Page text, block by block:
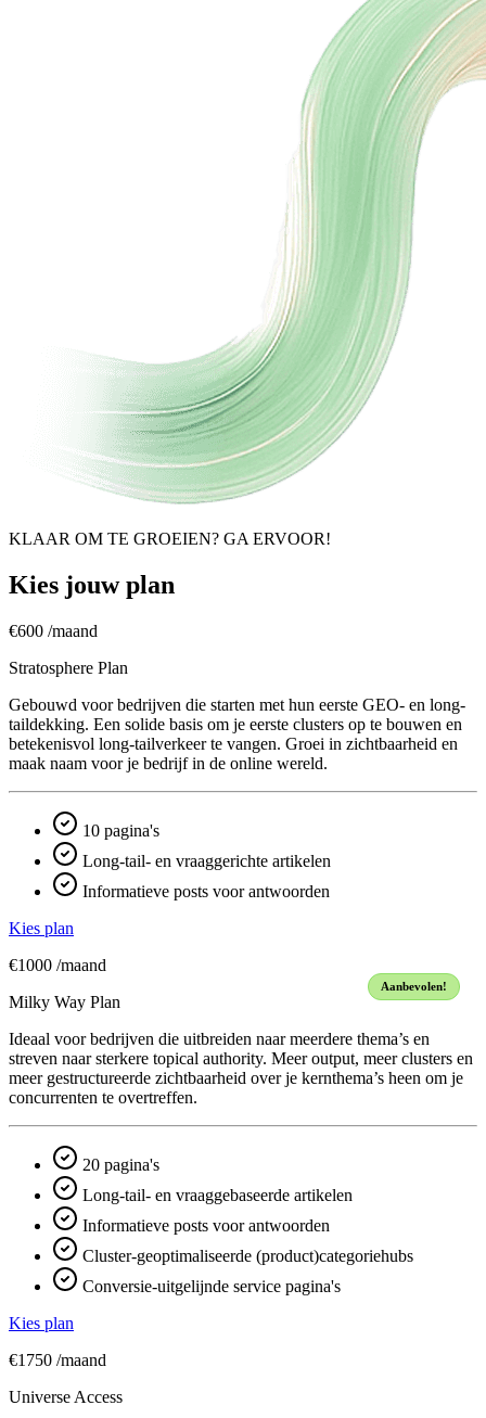
KLAAR OM TE GROEIEN? GA ERVOOR!
Kies jouw plan
€600 /maand
Stratosphere Plan
Gebouwd voor bedrijven die starten met hun eerste GEO- en long-
taildekking. Een solide basis om je eerste clusters op te bouwen en
betekenisvol long-tailverkeer te vangen. Groei in zichtbaarheid en
maak naam voor je bedrijf in de online wereld.
10 pagina's
Long-tail- en vraaggerichte artikelen
Informatieve posts voor antwoorden
Kies plan
Aanbevolen!
€1000 /maand
Milky Way Plan
Ideaal voor bedrijven die uitbreiden naar meerdere thema’s en
streven naar sterkere topical authority. Meer output, meer clusters en
meer gestructureerde zichtbaarheid over je kern­thema’s heen om je
concurrenten te overtreffen.
20 pagina's
Long-tail- en vraaggebaseerde artikelen
Informatieve posts voor antwoorden
Cluster-geoptimaliseerde (product)categoriehubs
Conversie-uitgelijnde service pagina's
Kies plan
€1750 /maand
Universe Access